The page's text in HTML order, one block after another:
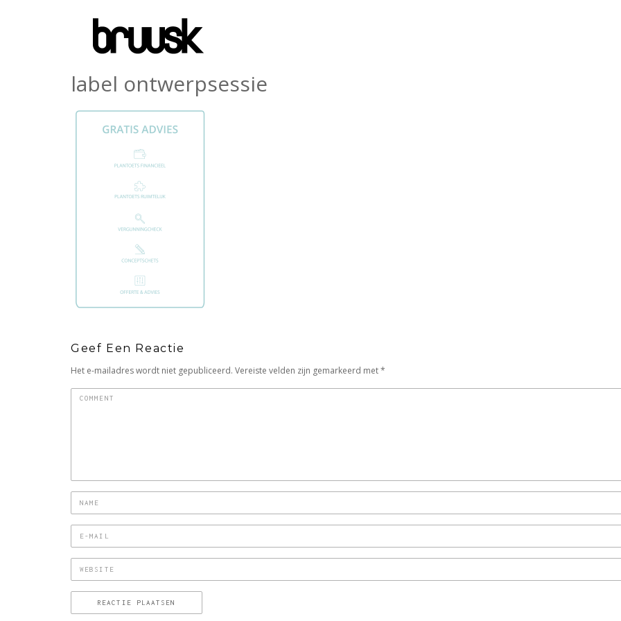
label ontwerpsessie
Geef Een Reactie
Het e-mailadres wordt niet gepubliceerd. Vereiste velden zijn gemarkeerd met*